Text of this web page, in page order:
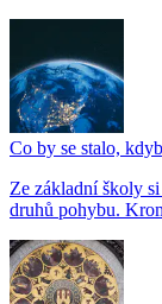
Co by se stalo,
Ze základní školy
druhů pohybu.